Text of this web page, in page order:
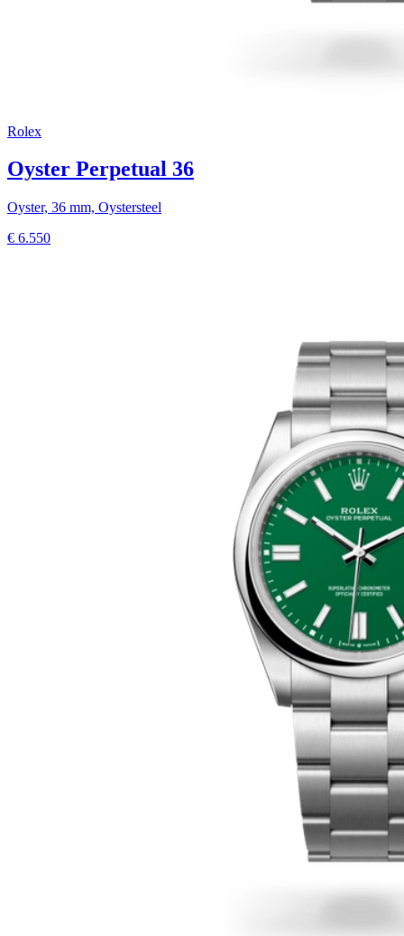
Rolex
Oyster Perpetual 36
Oyster, 36 mm, Oystersteel
€ 6.550